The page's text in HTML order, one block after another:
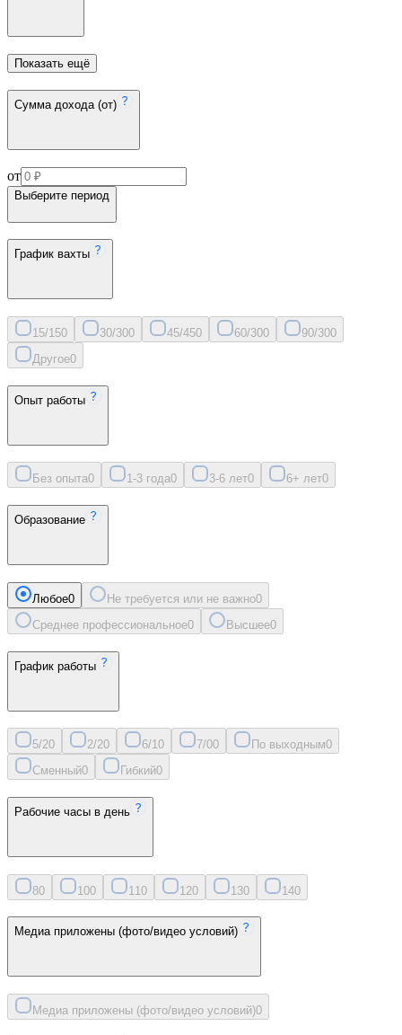
Показать ещё
Сумма дохода (от)
от
Выберите период
График вахты
15/150 30/300 45/450 60/300 90/300
Другое0
Опыт работы
Без опыта0 1-3 года0 3-6 лет0 6+ лет0
Образование
Любое0 Не требуется или не важно0
Среднее профессиональное0 Высшее0
График работы
5/20 2/20 6/10 7/00 По выходным0
Сменный0 Гибкий0
Рабочие часы в день
80 100 11 0 120 130 140
Медиа приложены (фото/видео условий)
Медиа приложены (фото/видео условий)0